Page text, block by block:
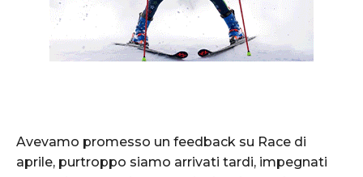
Avevamo promesso un feedback su Race di
aprile, purtroppo siamo arrivati tardi, impegnati